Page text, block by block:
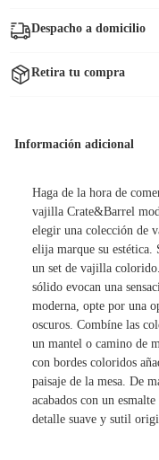
Despacho a domicilio
Retira tu compra
Información adicional
Haga de la hora de
vajilla Crate&Barrel
elegir una colección de
elija marque su estética.
un set de vajilla
sólido evocan una
moderna, opte por una
oscuros. Combíne las
un mantel o camino de
con bordes coloridos
paisaje de la mesa. De
acabados con un
detalle suave y sutil